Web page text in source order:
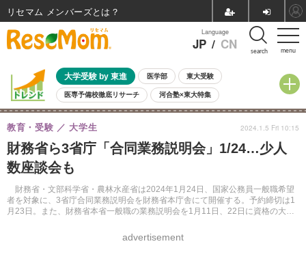
menu
Language
JP / CN search
大学受験 by 東進 医学部 東大受験
医専予備校徹底リサーチ 河合塾×東大特集
親子で考える大学選び 高校受験 中学受験 小学校受験
共通テスト 夏休み
8月開催イベント・WS 全国公立高校 過去問 人気記事
自由研究教材（小学生向け）
財務省ら3省庁「合同業務説明会」1/24…少人
数座談会も
財務省・文部科学省・農林水産省は2024年1月24日、国家公務員一般職希望
者を対象に、3省庁合同業務説明会を財務省本庁舎にて開催する。予約締切は1
月23日。また、財務省本省一般職の業務説明会を1月11日、22日に資格の大原
教育・受験 大学生
advertisement
2024.1.5 Fri 10:15
リセマム メンバーズ